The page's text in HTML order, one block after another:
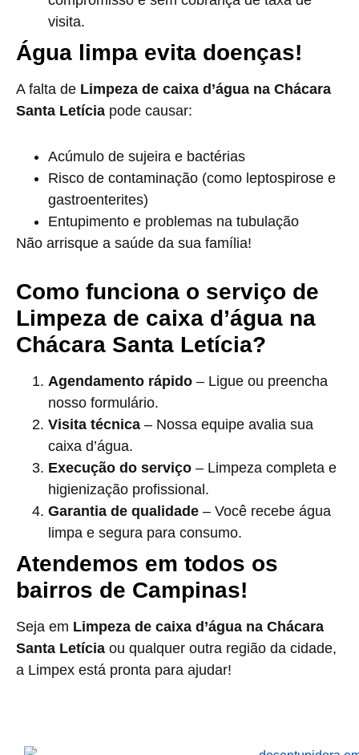
visita.
Água limpa evita doenças!
A falta de Limpeza de caixa d’água na Chácara
Santa Letícia pode causar:
Acúmulo de sujeira e bactérias
Risco de contaminação (como leptospirose e
gastroenterites)
Entupimento e problemas na tubulação
Não arrisque a saúde da sua família!
Como funciona o serviço de
Limpeza de caixa d’água na
Chácara Santa Letícia?
Agendamento rápido – Ligue ou preencha
nosso formulário.
Visita técnica – Nossa equipe avalia sua
caixa d’água.
Execução do serviço – Limpeza completa e
higienização profissional.
Garantia de qualidade – Você recebe água
limpa e segura para consumo.
Atendemos em todos os
bairros de Campinas!
Seja em Limpeza de caixa d’água na Chácara
Santa Letícia ou qualquer outra região da cidade,
a Limpex está pronta para ajudar!